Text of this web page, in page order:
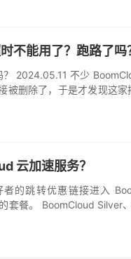
不能用了？跑路了吗
2024.05.11 不少
被删除了，于是才发现这
云加速服务？
者的跳转优惠链接进入
套餐。 BoomCloud Silver